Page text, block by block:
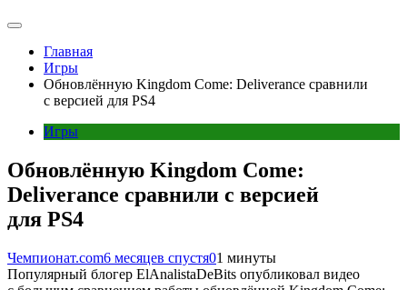
Главная
Игры
Обновлённую Kingdom Come: Deliverance сравнили
с версией для PS4
Игры
Обновлённую Kingdom Come:
Deliverance сравнили с версией
для PS4
Чемпионат.com6 месяцев спустя01 минуты
Популярный блогер ElAnalistaDeBits опубликовал видео